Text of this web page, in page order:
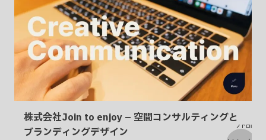
株式会社Join to enjoy – 空間コンサルティングと
ブランディングデザイン